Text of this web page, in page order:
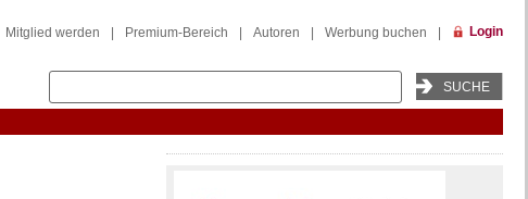
Mitglied werden Premium-Bereich Autoren Werbung buchen Login